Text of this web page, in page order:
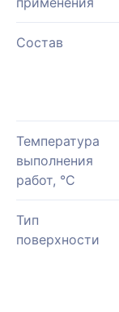
Состав
Температура
выполнения
работ, °С
Тип
поверхности